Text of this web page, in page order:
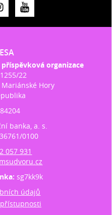
organizace
22
Hory
banka, a. s.
0100
057 931
sg7kk9k
údajů